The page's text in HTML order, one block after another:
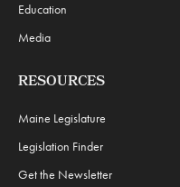
Education
Media
RESOURCES
Maine Legislature
Legislation Finder
Get the Newsletter